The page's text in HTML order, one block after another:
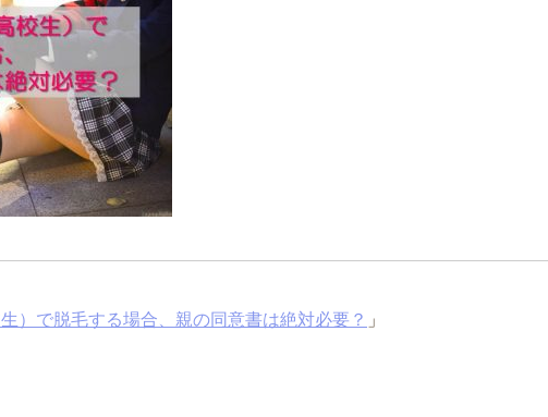
）で脱毛する場合、親の同意書は絶対必要？ 」